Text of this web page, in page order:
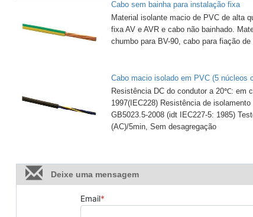
Cabo sem bainha para instalação fixa
Material isolante macio de PVC de alta
fixa AV e AVR e cabo não bainhado.
chumbo para BV-90, cabo para fiação de
Cabo macio isolado em PVC (5 núcleos
Resistência DC do condutor a 20℃: em
1997(IEC228) Resistência de
GB5023.5-2008 (idt IEC227-5: 1985)
(AC)/5min, Sem desagregação
Deixe uma mensagem